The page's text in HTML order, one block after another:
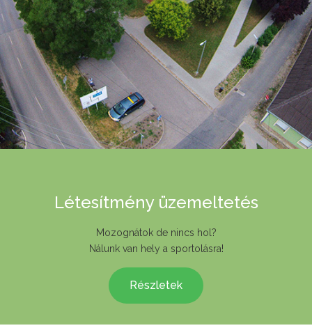
Létesítmény üzemeltetés
Mozognátok de nincs hol?
Nálunk van hely a sportolásra!
Részletek